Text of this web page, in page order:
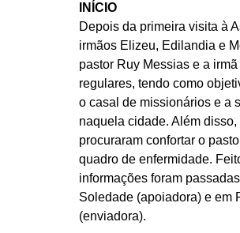
INÍCIO
Depois da primeira visita à
irmãos Elizeu, Edilandia e
pastor Ruy Messias e a
regulares, tendo como
o casal de missionários e a
naquela cidade. Além disso,
procuraram confortar o
quadro de enfermidade.
informações foram
Soledade (apoiadora) e em
(enviadora).